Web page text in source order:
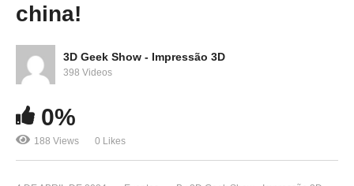
china!
3D Geek Show - Impressão 3D
398 Videos
0%
188 Views 0 Likes